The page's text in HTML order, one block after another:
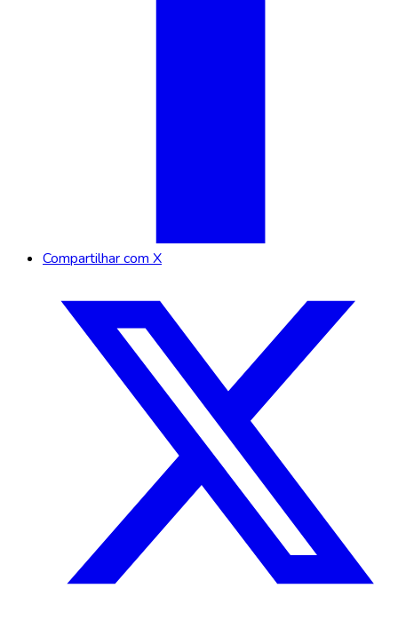
Compartilhar com X